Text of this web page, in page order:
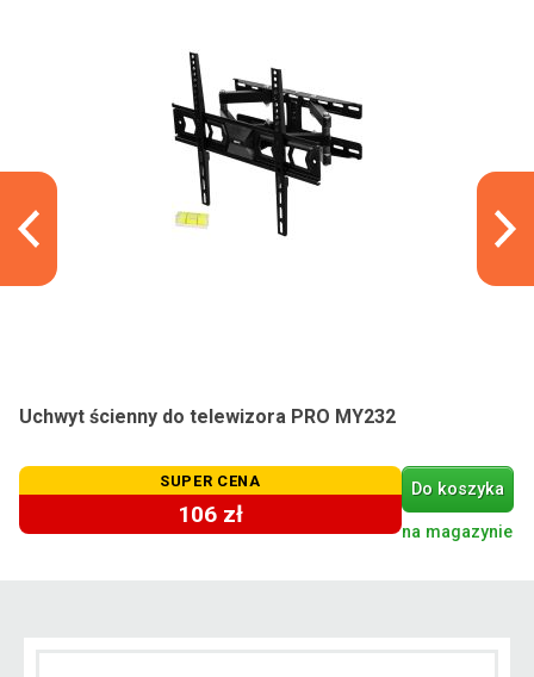
Uchwyt ścienny do telewizora PRO MY232
SUPER CENA
106 zł
Do koszyka
na magazynie